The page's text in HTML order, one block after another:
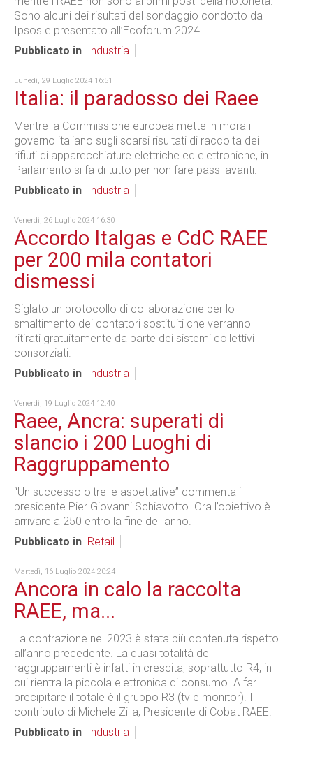
Sono alcuni dei risultati del sondaggio condotto da
Ipsos e presentato all’Ecoforum 2024.
Pubblicato in
Industria
Lunedì, 29 Luglio 2024 16:51
Italia: il paradosso dei Raee
Mentre la Commissione europea mette in mora il
governo italiano sugli scarsi risultati di raccolta dei
rifiuti di apparecchiature elettriche ed elettroniche, in
Parlamento si fa di tutto per non fare passi avanti.
Pubblicato in
Industria
Venerdì, 26 Luglio 2024 16:30
Accordo Italgas e CdC RAEE
per 200 mila contatori
dismessi
Siglato un protocollo di collaborazione per lo
smaltimento dei contatori sostituiti che verranno
ritirati gratuitamente da parte dei sistemi collettivi
consorziati.
Pubblicato in
Industria
Venerdì, 19 Luglio 2024 12:40
Raee, Ancra: superati di
slancio i 200 Luoghi di
Raggruppamento
“Un successo oltre le aspettative” commenta il
presidente Pier Giovanni Schiavotto. Ora l’obiettivo è
arrivare a 250 entro la fine dell'anno.
Pubblicato in Retail
Martedì, 16 Luglio 2024 20:24
Ancora in calo la raccolta
RAEE, ma...
La contrazione nel 2023 è stata più contenuta rispetto
all’anno precedente. La quasi totalità dei
raggruppamenti è infatti in crescita, soprattutto R4, in
cui rientra la piccola elettronica di consumo. A far
precipitare il totale è il gruppo R3 (tv e monitor). Il
contributo di Michele Zilla, Presidente di Cobat RAEE.
Pubblicato in
Industria